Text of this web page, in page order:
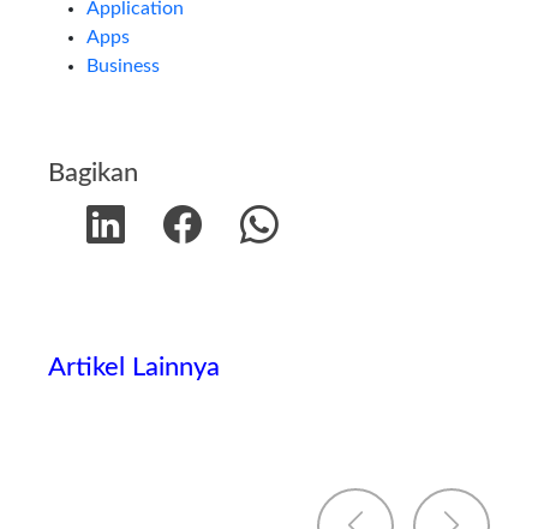
Application
Apps
Business
Bagikan
Artikel Lainnya